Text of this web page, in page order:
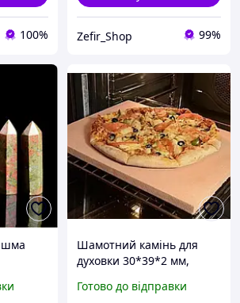
100% Zefir_Shop 99%
Шамотний камінь для
духовки 30*39*2 мм,
піци, хліба та домашньої
Готово до відправки